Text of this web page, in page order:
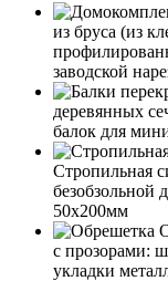
из бруса (из
заводской
деревянных
балок для
Стропильная
безобзольной
50х200мм
с прозорами:
укладки